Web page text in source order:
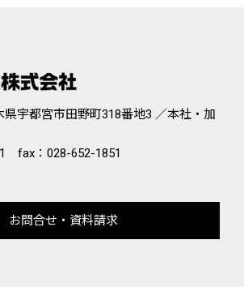
宇都宮市田野町318番地3 ／本社・加
fax：028-652-1851
お問合せ・資料請求